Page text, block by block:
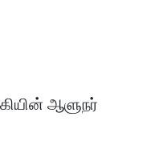
ஆளுநர்